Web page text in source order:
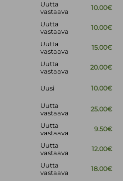
Uutta
vastaava
10.00€
Uutta
vastaava
10.00€
Uutta
vastaava
15.00€
Uutta
vastaava
20.00€
Uusi 10.00€
Uutta
vastaava
25.00€
Uutta
vastaava
9.50€
Uutta
vastaava
12.00€
Uutta
vastaava
18.00€